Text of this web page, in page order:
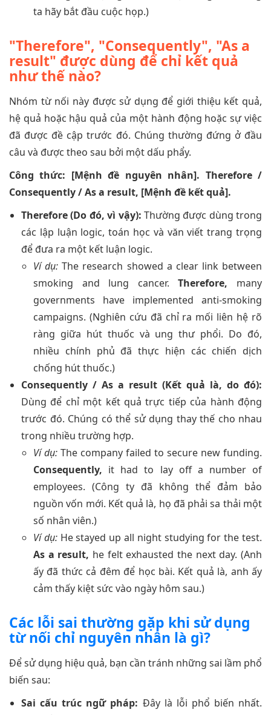
ta hãy bắt đầu cuộc họp.)
"Therefore", "Consequently", "As a
result" được dùng để chỉ kết quả
như thế nào?
Nhóm từ nối này được sử dụng để giới thiệu kết quả,
hệ quả hoặc hậu quả của một hành động hoặc sự việc
đã được đề cập trước đó. Chúng thường đứng ở đầu
câu và được theo sau bởi một dấu phẩy.
Công thức: [Mệnh đề nguyên nhân]. Therefore /
Consequently / As a result, [Mệnh đề kết quả].
Therefore (Do đó, vì vậy): Thường được dùng trong
các lập luận logic, toán học và văn viết trang trọng
để đưa ra một kết luận logic.
Ví dụ: The research showed a clear link between
smoking and lung cancer.Therefore, many
governments have implemented anti-smoking
campaigns. (Nghiên cứu đã chỉ ra mối liên hệ rõ
ràng giữa hút thuốc và ung thư phổi. Do đó,
nhiều chính phủ đã thực hiện các chiến dịch
chống hút thuốc.)
Consequently / As a result (Kết quả là, do đó):
Dùng để chỉ một kết quả trực tiếp của hành động
trước đó. Chúng có thể sử dụng thay thế cho nhau
trong nhiều trường hợp.
Ví dụ: The company failed to secure new funding.
Consequently, it had to lay off a number of
employees. (Công ty đã không thể đảm bảo
nguồn vốn mới. Kết quả là, họ đã phải sa thải một
số nhân viên.)
Ví dụ:He stayed up all night studying for the test.
As a result, he felt exhausted the next day. (Anh
ấy đã thức cả đêm để học bài. Kết quả là, anh ấy
cảm thấy kiệt sức vào ngày hôm sau.)
Các lỗi sai thường gặp khi sử dụng
từ nối chỉ nguyên nhân là gì?
Để sử dụng hiệu quả, bạn cần tránh những sai lầm phổ
biến sau:
Sai cấu trúc ngữ pháp: Đây là lỗi phổ biến nhất.